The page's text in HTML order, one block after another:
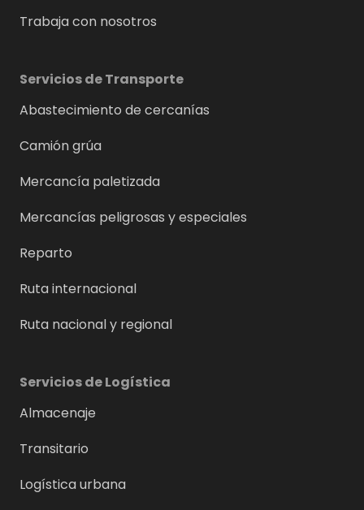
Trabaja con nosotros
Servicios de Transporte
Abastecimiento de cercanías
Camión grúa
Mercancía paletizada
Mercancías peligrosas y especiales
Reparto
Ruta internacional
Ruta nacional y regional
Servicios de Logística
Almacenaje
Transitario
Logística urbana